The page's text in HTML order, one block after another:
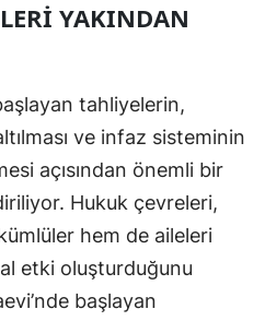
Kilis
Osmaniye
Düzce
YAKINDAN
tahliyelerin,
ve infaz sisteminin
açısından önemli bir
Hukuk çevreleri,
hem de aileleri
etki oluşturduğunu
başlayan